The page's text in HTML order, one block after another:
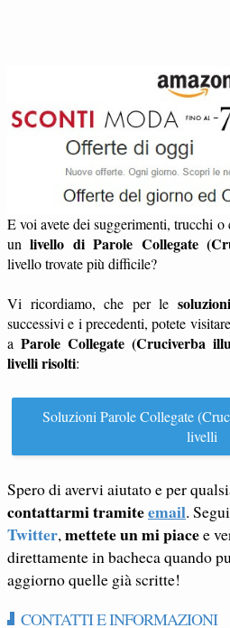
E voi avete dei suggerimenti, trucchi
unlivello di Parole Collegate
livello trovate più difficile?
Vi ricordiamo, che per le
successivi e i precedenti, potete
a Parole Collegate (Cruciverba
livelli risolti:
Soluzioni Parole Collegate
livelli
Spero di avervi aiutato e per
contattarmi tramiteemail.
Twitter,mettete un mi piacee
direttamente in bacheca quando
aggiorno quelle già scritte!
CONTATTI E INFORMAZIONI